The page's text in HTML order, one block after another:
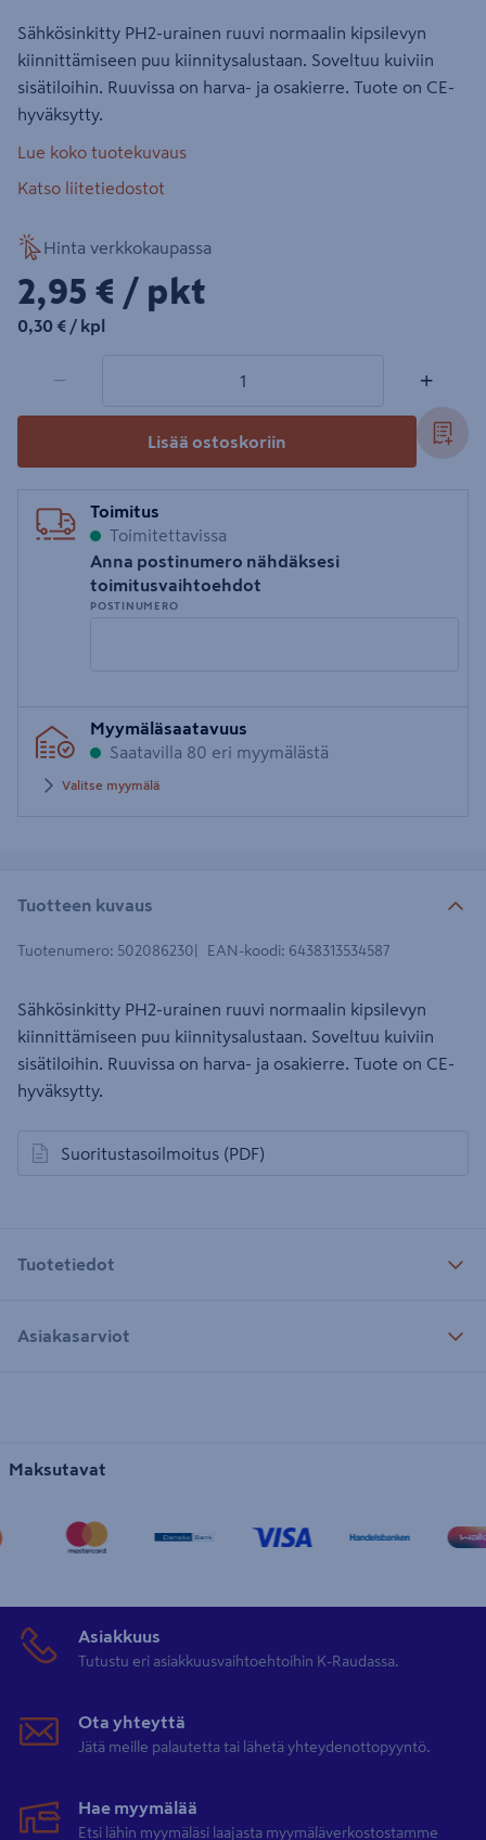
Sähkösinkitty PH2-urainen ruuvi normaalin kipsilevyn
kiinnittämiseen puu kiinnitysalustaan. Soveltuu kuiviin
sisätiloihin. Ruuvissa on harva- ja osakierre. Tuote on CE-
hyväksytty.
Lue koko tuotekuvaus
Katso liitetiedostot
Hinta verkkokaupassa
2,95€/pkt
2,95 € / pkt
0,30€/kpl
0,30 € / kpl
− +
Lisää ostoskoriin
Toimitus
Toimitettavissa
Anna postinumero nähdäksesi
toimitusvaihtoehdot
POSTINUMERO
postinumero
Myymäläsaatavuus
Saatavilla 80 eri myymälästä
Valitse myymälä
Tuotteen kuvaus
Tuotenumero: 502086230 EAN-koodi: 6438313534587
Sähkösinkitty PH2-urainen ruuvi normaalin kipsilevyn
kiinnittämiseen puu kiinnitysalustaan. Soveltuu kuiviin
sisätiloihin. Ruuvissa on harva- ja osakierre. Tuote on CE-
hyväksytty.
Suoritustasoilmoitus (PDF)
avautuu uuteen välilehteen
Tuotetiedot
Asiakasarviot
Maksutavat
Asiakkuus
Tutustu eri asiakkuusvaihtoehtoihin K-Raudassa.
Ota yhteyttä
Jätä meille palautetta tai lähetä yhteydenottopyyntö.
Hae myymälää
Etsi lähin myymäläsi laajasta myymäläverkostostamme